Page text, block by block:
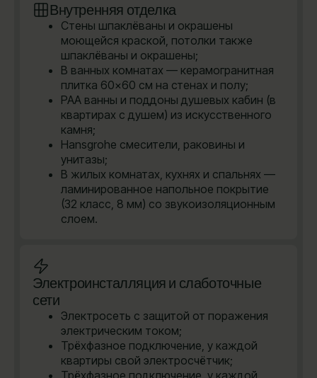
Внутренняя отделка
Стены шпаклёваны и окрашены
моющейся краской, потолки также
шпаклёваны и окрашены;
В ванных комнатах — керамогранитная
плитка 60×60 см на стенах и полу;
PAA ванны и поддоны душевых кабин (в
квартирах с душем) из искусственного
камня;
Hansgrohe cмесители, раковины и
унитазы;
В жилых комнатах, кухнях и спальнях —
ламинированное напольное покрытие
(32 класс, 8 мм) со звукоизоляционным
слоем.
Электроинсталляция и слаботочные
сети
Электросеть с защитой от поражения
электрическим током;
Трёхфазное подключение, у каждой
квартиры свой электросчётчик;
Трёхфазное подключение, у каждой